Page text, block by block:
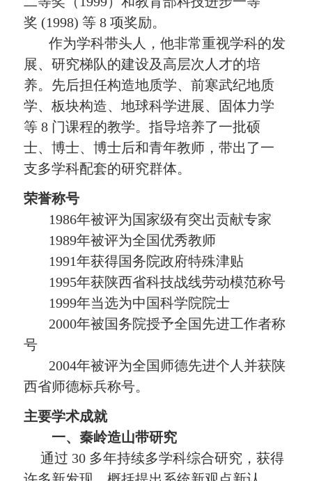
奖 (1998)等 8项奖励。
作为学科带头人，他非常重视学科的发
展、研究梯队的建设及高层次人才的培
养。先后担任构造地质学、前寒武纪地质
学、板块构造、地球科学进展、固体力学
等 8 门课程的教学。指导培养了一批硕
士、博士、博士后和青年教师，带出了一
支多学科配套的研究群体。
荣誉称号
1986年被评为国家级有突出贡献专家
1989年被评为全国优秀教师
1991年获得国务院政府特殊津贴
1995年获陕西省科技战线劳动模范称号
1999年当选为中国科学院院士
2000年被国务院授予全国先进工作者称
号
2004年被评为全国师德先进个人并获陕
西省师德标兵称号。
主要学术成就
一、秦岭造山带研究
通过 30 多年持续多学科综合研究，获得